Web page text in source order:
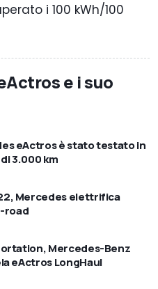
i 100 kWh/100
e i suo
eActros è stato testato in
3.000 km
Mercedes elettrifica
road
Mercedes-Benz
eActros LongHaul